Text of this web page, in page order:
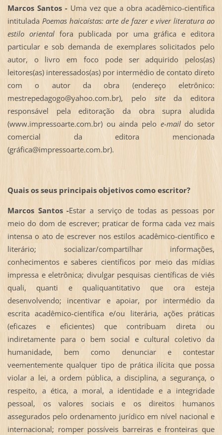
Marcos Santos - Uma vez que a obra acadêmico-científica
intitulada Poemas haicaístas: arte de fazer e viver literatura ao
estilo oriental fora publicada por uma gráfica e editora
particular e sob demanda de exemplares solicitados pelo
autor, o livro em foco pode ser adquirido pelos(as)
leitores(as) interessados(as) por intermédio de contato direto
com o autor da obra (endereço eletrônico:
mestrepedagogo@yahoo.com.br), pelo siteda editora
responsável pela editoração da obra supra aludida
(www.impressoarte.com.br) ou ainda pelo e-maildo setor
comercial da editora mencionada
(gráfica@impressoarte.com.br).
Quais os seus principais objetivos como escritor?
Marcos Santos -Estar a serviço de todas as pessoas por
meio do dom de escrever; praticar de forma cada vez mais
intensa o ato de escrever nos estilos acadêmico-científico e
literário; socializar/compartilhar informações,
conhecimentos e saberes científicos por meio das mídias
impressa e eletrônica; divulgar pesquisas científicas de viés
quali, quanti e qualiquantitativo que ora esteja
desenvolvendo; incentivar e apoiar, por intermédio da
escrita acadêmico-científica e/ou literária, ações práticas
(eficazes e eficientes) que contribuam direta ou
indiretamente para o bem social e cultural coletivo da
humanidade, bem como denunciar e contestar
veementemente qualquer tipo de prática ilícita que possa
violar a lei, a ordem pública, a disciplina, a segurança, o
respeito, a ética, a moral, a identidade e a integridade
pessoal, os valores sociais e os direitos humanos
assegurados pelo ordenamento jurídico em nível nacional e
internacional; romper possíveis barreiras e fronteiras que